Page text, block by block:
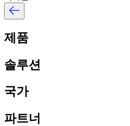
제품​​
솔루션​​
국가​​
파트너​​